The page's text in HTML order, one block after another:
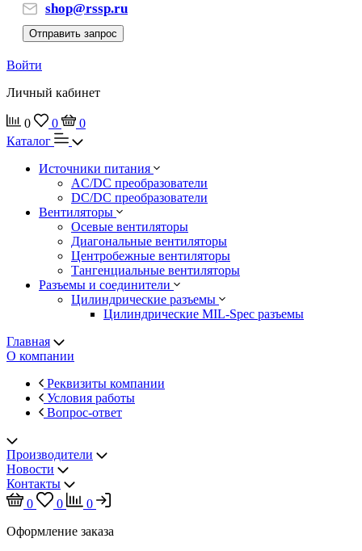
shop@rssp.ru
Отправить запрос
Войти
Личный кабинет
0 0
0
Каталог
Источники питания
AC/DC преобразователи
DC/DC преобразователи
Вентиляторы
Осевые вентиляторы
Диагональные вентиляторы
Центробежные вентиляторы
Тангенциальные вентиляторы
Разъемы и соединители
Цилиндрические разъемы
Цилиндрические MIL-Spec разъемы
Главная
О компании
Реквизиты компании
Условия работы
Вопрос-ответ
Производители
Новости
Контакты
0
0
0
Оформление заказа